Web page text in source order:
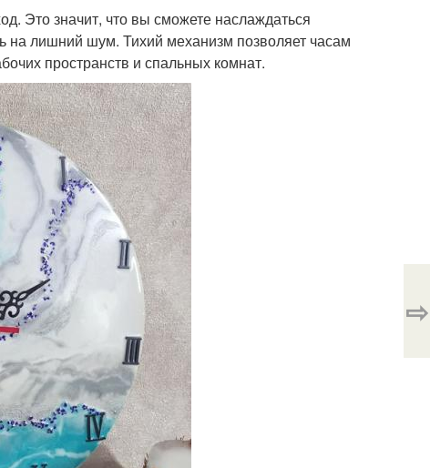
Это значит, что вы сможете наслаждаться
на лишний шум. Тихий механизм позволяет часам
пространств и спальных комнат.
⇨